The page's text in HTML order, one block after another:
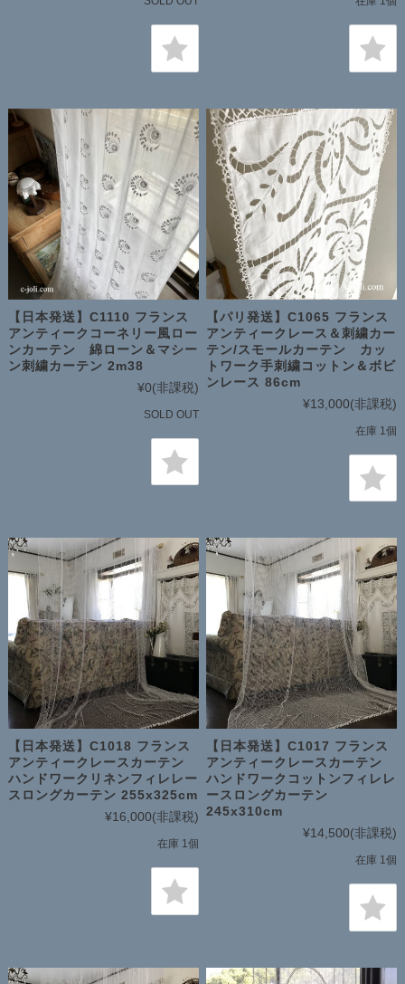
【日本発送】C1110 フランス
アンティークコーネリー風ロー
ンカーテン 綿ローン＆マシー
ン刺繍カーテン 2m38
¥0(非課税)
SOLD OUT
【パリ発送】C1065 フランス
アンティークレース＆刺繍カー
テン/スモールカーテン カッ
トワーク手刺繍コットン＆ボビ
ンレース 86cm
¥13,000(非課税)
在庫 1個
【日本発送】C1018 フランス
アンティークレースカーテン
ハンドワークリネンフィレレー
スロングカーテン 255x325cm
¥16,000(非課税)
在庫 1個
【日本発送】C1017 フランス
アンティークレースカーテン
ハンドワークコットンフィレレ
ースロングカーテン
245x310cm
¥14,500(非課税)
在庫 1個